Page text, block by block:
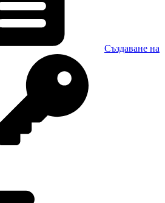
Създаване на